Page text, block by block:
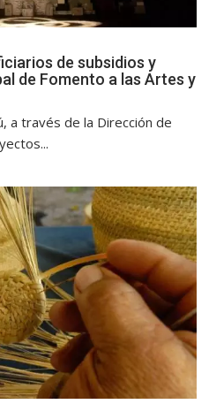
de subsidios y
de Fomento a las Artes y
a través de la Dirección de